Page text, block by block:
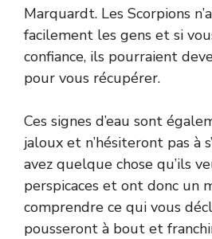
Marquardt. Les Scorpions
facilement les gens et si
confiance, ils pourraient
pour vous récupérer.
Ces signes d’eau sont
jaloux et n’hésiteront pas à
avez quelque chose qu’ils
perspicaces et ont donc un
comprendre ce qui vous
pousseront à bout et